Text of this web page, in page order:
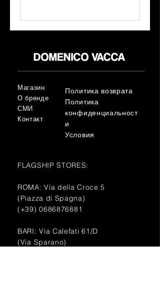
Магазин
О бренде
СМИ
Контакт
Политика возврата
Политика
конфиденциальност
и
Условия
FLAGSHIP STORES:
ROMA: Via della Croce 5
(Piazza di Spagna)
(+39)0686876881
BARI: Via Calefati 61/D
(Via Sparano)